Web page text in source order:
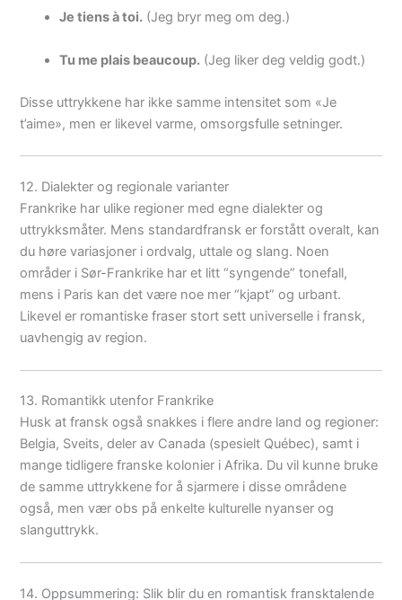
Je tiens à toi. (Jeg bryr meg om deg.)
Tu me plais beaucoup. (Jeg liker deg veldig godt.)
Disse uttrykkene har ikke samme intensitet som «Je
t’aime», men er likevel varme, omsorgsfulle setninger.
12. Dialekter og regionale varianter
Frankrike har ulike regioner med egne dialekter og
uttrykksmåter. Mens standardfransk er forstått overalt, kan
du høre variasjoner i ordvalg, uttale og slang. Noen
områder i Sør-Frankrike har et litt “syngende” tonefall,
mens i Paris kan det være noe mer “kjapt” og urbant.
Likevel er romantiske fraser stort sett universelle i fransk,
uavhengig av region.
13. Romantikk utenfor Frankrike
Husk at fransk også snakkes i flere andre land og regioner:
Belgia, Sveits, deler av Canada (spesielt Québec), samt i
mange tidligere franske kolonier i Afrika. Du vil kunne bruke
de samme uttrykkene for å sjarmere i disse områdene
også, men vær obs på enkelte kulturelle nyanser og
slanguttrykk.
14. Oppsummering: Slik blir du en romantisk fransktalende